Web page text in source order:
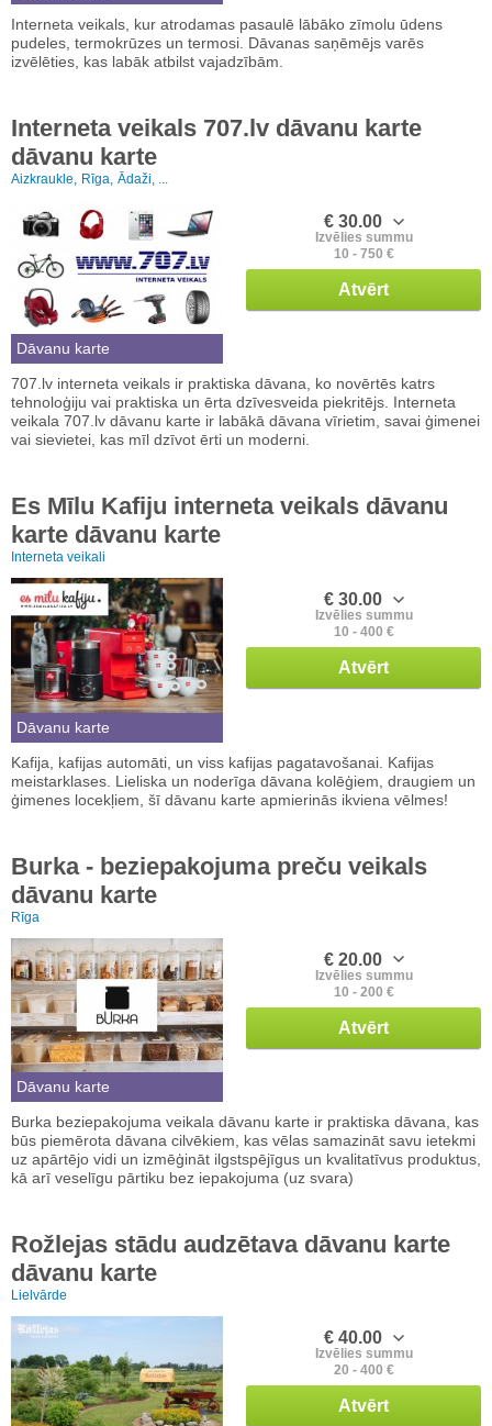
Interneta veikals, kur atrodamas pasaulē lābāko zīmolu ūdens
pudeles, termokrūzes un termosi. Dāvanas saņēmējs varēs
izvēlēties, kas labāk atbilst vajadzībām.
Interneta veikals 707.lv dāvanu karte
dāvanu karte
Aizkraukle, Rīga, Ādaži, ...
Dāvanu karte
€ 30.00
Izvēlies summu
10 - 750 €
Atvērt
707.lv interneta veikals ir praktiska dāvana, ko novērtēs katrs
tehnoloģiju vai praktiska un ērta dzīvesveida piekritējs. Interneta
veikala 707.lv dāvanu karte ir labākā dāvana vīrietim, savai ģimenei
vai sievietei, kas mīl dzīvot ērti un moderni.
Es Mīlu Kafiju interneta veikals dāvanu
karte dāvanu karte
Interneta veikali
Dāvanu karte
€ 30.00
Izvēlies summu
10 - 400 €
Atvērt
Kafija, kafijas automāti, un viss kafijas pagatavošanai. Kafijas
meistarklases. Lieliska un noderīga dāvana kolēģiem, draugiem un
ģimenes locekļiem, šī dāvanu karte apmierinās ikviena vēlmes!
Burka - beziepakojuma preču veikals
dāvanu karte
Rīga
Dāvanu karte
€ 20.00
Izvēlies summu
10 - 200 €
Atvērt
Burka beziepakojuma veikala dāvanu karte ir praktiska dāvana, kas
būs piemērota dāvana cilvēkiem, kas vēlas samazināt savu ietekmi
uz apārtējo vidi un izmēģināt ilgstspējīgus un kvalitatīvus produktus,
kā arī veselīgu pārtiku bez iepakojuma (uz svara)
Rožlejas stādu audzētava dāvanu karte
dāvanu karte
Lielvārde
€ 40.00
Izvēlies summu
20 - 400 €
Atvērt